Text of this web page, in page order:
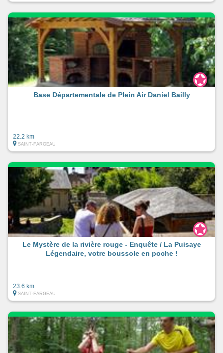
Base Départementale de Plein Air Daniel Bailly
22.2 km
SAINT-FARGEAU
Le Mystère de la rivière rouge - Enquête / La Puisaye
Légendaire, votre boussole en poche !
23.6 km
SAINT-FARGEAU